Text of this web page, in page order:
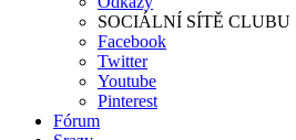
SOCIÁLNÍ SÍTĚ CLUBU
Facebook
Twitter
Youtube
Pinterest
Fórum